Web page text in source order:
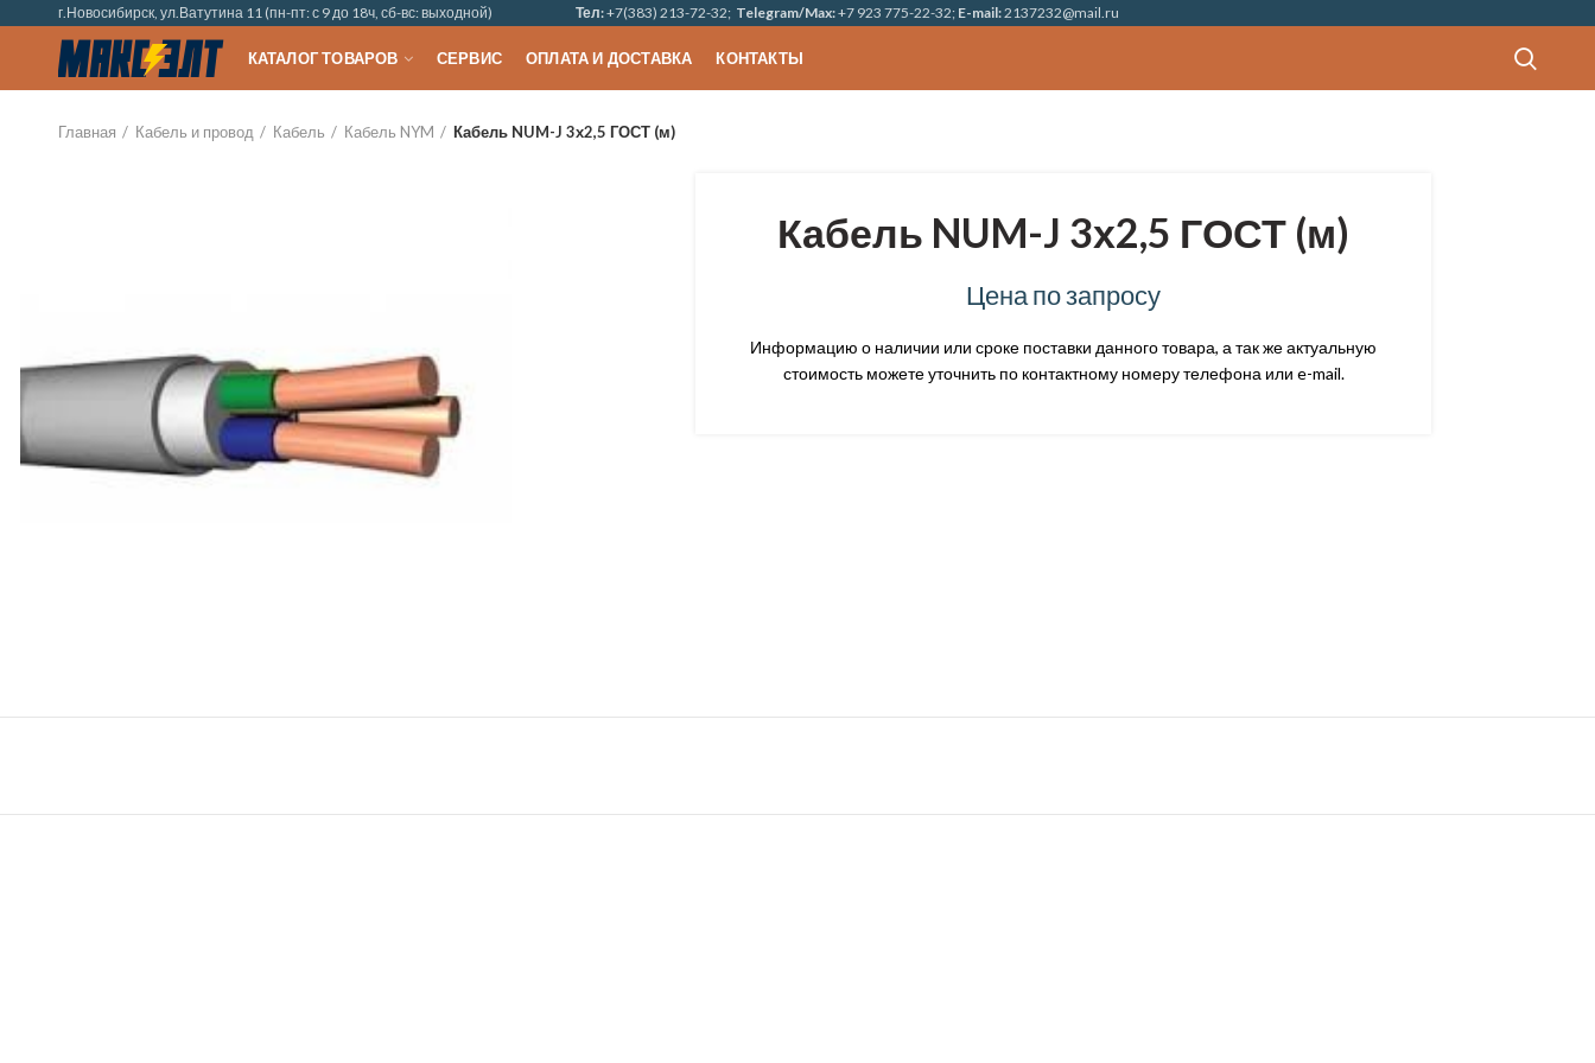
г.Новосибирск, ул.Ватутина 11 (пн-пт: с 9 до 18ч, сб-вс: выходной) Тел:+7(383) 213-72-32; Telegram/Max:+7 923 775-22-32; E-mail:2137232@mail.ru
КАТАЛОГ ТОВАРОВ СЕРВИС ОПЛАТА И ДОСТАВКА КОНТАКТЫ
Главная Кабель и провод Кабель Кабель NYM Кабель NUM-J 3х2,5 ГОСТ (м)
Кабель NUM-J 3х2,5 ГОСТ (м)
Цена по запросу
Информацию о наличии или сроке поставки данного товара, а так же актуальную
стоимость можете уточнить по контактному номеру телефона или e-mail.